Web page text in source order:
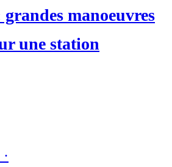
manoeuvres
une station
·